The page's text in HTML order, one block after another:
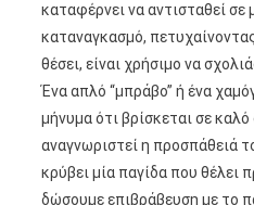
καταφέρνει να αντισταθεί σε
καταναγκασμό,
θέσει, είναι χρήσιμο να
Ένα απλό “μπράβο” ή ένα
μήνυμα ότι βρίσκεται σε καλό
αναγνωριστεί η προσπάθειά
κρύβει μία παγίδα που θέλει
δώσουμε επιβράβευση με το